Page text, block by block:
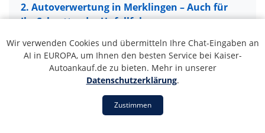
2. Autoverwertung in Merklingen – Auch für
Ihr Schrott- oder Unfallfahrzeug
3. So einfach läuft der Autoankauf in
Merklingen ab
4. Unser Servicegebiet: Autoankauf in ganz
Merklingen und Umgebung
5. 5 Gründe für unseren Autoankauf-Service
Wir verwenden Cookies und übermitteln Ihre Chat-Eingaben an
AI in EUROPA, um Ihnen den besten Service bei Kaiser-
Autoankauf.de zu bieten. Mehr in unserer
Datenschutzerklärung.
Zustimmen